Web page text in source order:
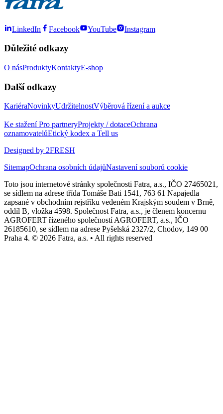
LinkedIn Facebook YouTube Instagram
Důležité odkazy
O násProduktyKontaktyE-shop
Další odkazy
KariéraNovinkyUdržitelnostVýběrová řízení a aukce
Ke staženíPro partneryProjekty / dotaceOchrana
oznamovatelůEtický kodex a Tell us
Designed by 2FRESH
SitemapOchrana osobních údajůNastavení souborů cookie
Toto jsou internetové stránky společnosti Fatra, a.s., IČO 27465021,
se sídlem na adrese třída Tomáše Bati 1541, 763 61 Napajedla
zapsané v obchodním rejstříku vedeném Krajským soudem v Brně,
oddíl B, vložka 4598. Společnost Fatra, a.s., je členem koncernu
AGROFERT řízeného společností AGROFERT, a.s., IČO
26185610, se sídlem na adrese Pyšelská 2327/2, Chodov, 149 00
Praha 4. © 2026 Fatra, a.s. • All rights reserved